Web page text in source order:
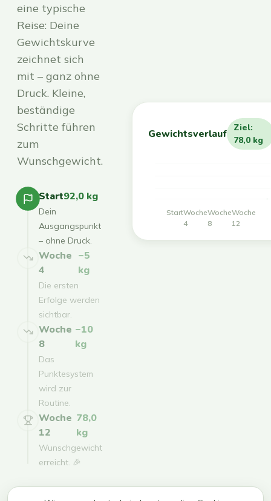
eine typische
Reise: Deine
Gewichtskurve
zeichnet sich
mit – ganz ohne
Druck. Kleine,
beständige
Schritte führen
zum
Wunschgewicht.
Start92,0 kg
Dein
Ausgangspunkt
– ohne Druck.
Woche
4
−5
kg
Die ersten
Erfolge werden
sichtbar.
Woche
8
−10
kg
Das
Punktesystem
wird zur
Routine.
Woche
12
78,0
kg
Wunschgewicht
erreicht. 🎉
Gewichtsverlauf
Ziel:
78,0 kg
StartWoche
4
Woche
8
Woche
12